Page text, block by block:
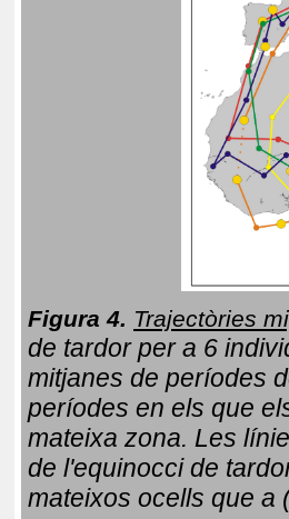
Figura 4. Trajectòries
de tardor per a 6
mitjanes de períodes
períodes en els que
mateixa zona. Les
de l'equinocci de
mateixos ocells que a